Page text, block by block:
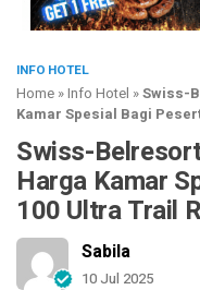
INFO HOTEL
Home »Info Hotel »Swiss-
Kamar Spesial Bagi
Swiss-
Harga Kamar
100 Ultra Trail
Sabila
10 Jul 2025